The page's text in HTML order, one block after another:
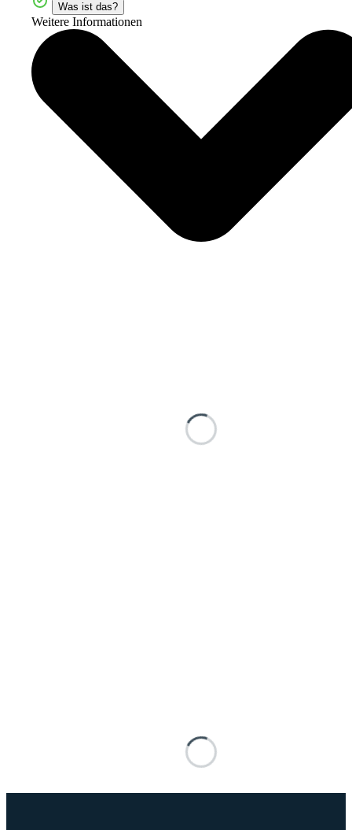
Was ist das?
Weitere Informationen